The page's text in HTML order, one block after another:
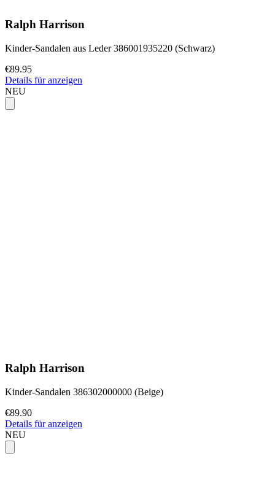
Ralph Harrison
Kinder-Sandalen aus Leder 386001935220 (Schwarz)
€89.95
Details für anzeigen
NEU
Ralph Harrison
Kinder-Sandalen 386302000000 (Beige)
€89.90
Details für anzeigen
NEU